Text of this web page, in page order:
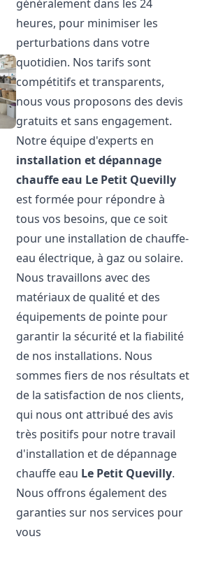
généralement dans les 24
heures, pour minimiser les
perturbations dans votre
quotidien. Nos tarifs sont
compétitifs et transparents,
nous vous proposons des devis
gratuits et sans engagement.
Notre équipe d'experts en
installation et dépannage
chauffe eau Le Petit Quevilly
est formée pour répondre à
tous vos besoins, que ce soit
pour une installation de chauffe-
eau électrique, à gaz ou solaire.
Nous travaillons avec des
matériaux de qualité et des
équipements de pointe pour
garantir la sécurité et la fiabilité
de nos installations. Nous
sommes fiers de nos résultats et
de la satisfaction de nos clients,
qui nous ont attribué des avis
très positifs pour notre travail
d'installation et de dépannage
chauffe eau Le Petit Quevilly.
Nous offrons également des
garanties sur nos services pour
vous